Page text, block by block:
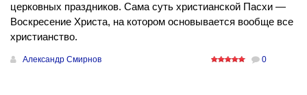
церковных праздников. Сама суть христианской Пасхи —
Воскресение Христа, на котором основывается вообще все
христианство.
Александр Смирнов 0